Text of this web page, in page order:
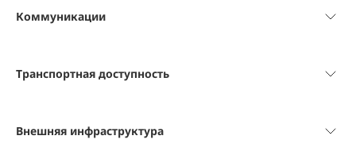
Коммуникации
Транспортная доступность
Внешняя инфраструктура